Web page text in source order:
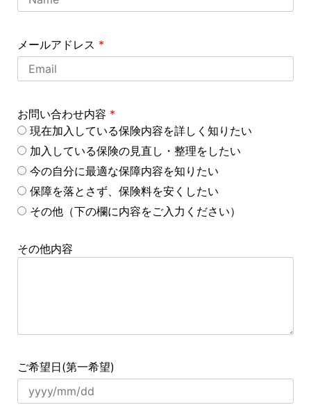
メールアドレス *
お問い合わせ内容 *
現在加入している保険内容を詳しく知りたい
加入している保険の見直し・整理をしたい
今の自分に最適な保障内容を知りたい
保障を落とさず、保険料を安くしたい
その他（下の欄に内容をご入力ください）
その他内容
ご希望日(第一希望)